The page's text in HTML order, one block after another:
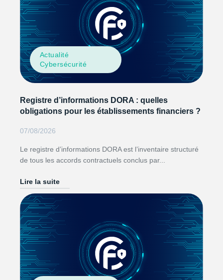
Actualité
Cybersécurité
Registre d’informations DORA : quelles
obligations pour les établissements financiers ?
07/08/2026
Le registre d’informations DORA est l’inventaire structuré
de tous les accords contractuels conclus par...
Lire la suite